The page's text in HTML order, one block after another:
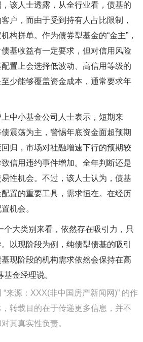
人士透露，从全行业看，债基的
户，而由于受到持有人占比限制，
构拼单。作为债券型基金的“金主”，
基收益有一定要求，但对信用风险
置上会选择低波动、高信用等级的
少能够覆盖资金成本，通常要求年
小基金公司人士表示，短期来
震荡为主，警惕年底资金面超预期
归，市场对社融增速下行的预期较
信用违约事件增加。全年判断还是
性机会。不过，该人士认为，债基
置的重要工具，需求恒在。在经历
机会。
大类别来看，依然存在吸引力，只
以现阶段为例，纯债型债基的吸引
现阶段的机构需求依然会保持在高
金经理说。
来源：XXX(非中国房产新闻网)” 的作
转载目的在于传递更多信息，并不
其真实性负责。